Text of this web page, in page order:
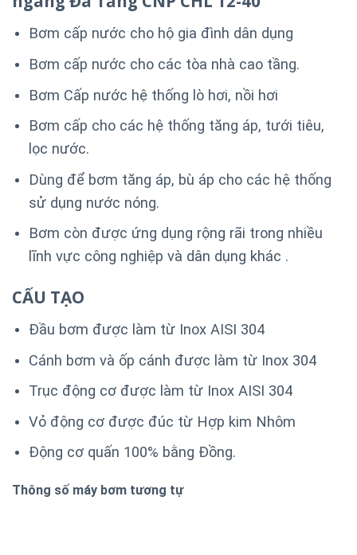
Bơm cấp nước cho hộ gia đình dân dụng
Bơm cấp nước cho các tòa nhà cao tầng.
Bơm Cấp nước hệ thống lò hơi, nồi hơi
Bơm cấp cho các hệ thống tăng áp, tưới tiêu,
lọc nước.
Dùng để bơm tăng áp, bù áp cho các hệ thống
sử dụng nước nóng.
Bơm còn được ứng dụng rộng rãi trong nhiều
lĩnh vực công nghiệp và dân dụng khác .
CẤU TẠO
Đầu bơm được làm từ Inox AISI 304
Cánh bơm và ốp cánh được làm từ Inox 304
Trục động cơ được làm từ Inox AISI 304
Vỏ động cơ được đúc từ Hợp kim Nhôm
Động cơ quấn 100% bằng Đồng.
Thông số máy bơm tương tự